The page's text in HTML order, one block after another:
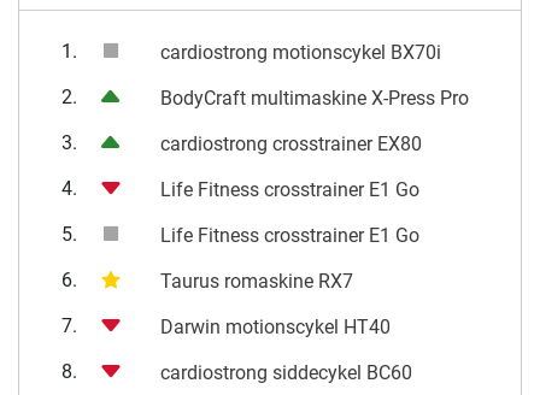
1.
cardiostrong motionscykel BX70i
2.
BodyCraft multimaskine X-Press Pro
3.
cardiostrong crosstrainer EX80
4.
Life Fitness crosstrainer E1 Go
5.
Life Fitness crosstrainer E1 Go
6.
Taurus romaskine RX7
7.
Darwin motionscykel HT40
8.
cardiostrong siddecykel BC60